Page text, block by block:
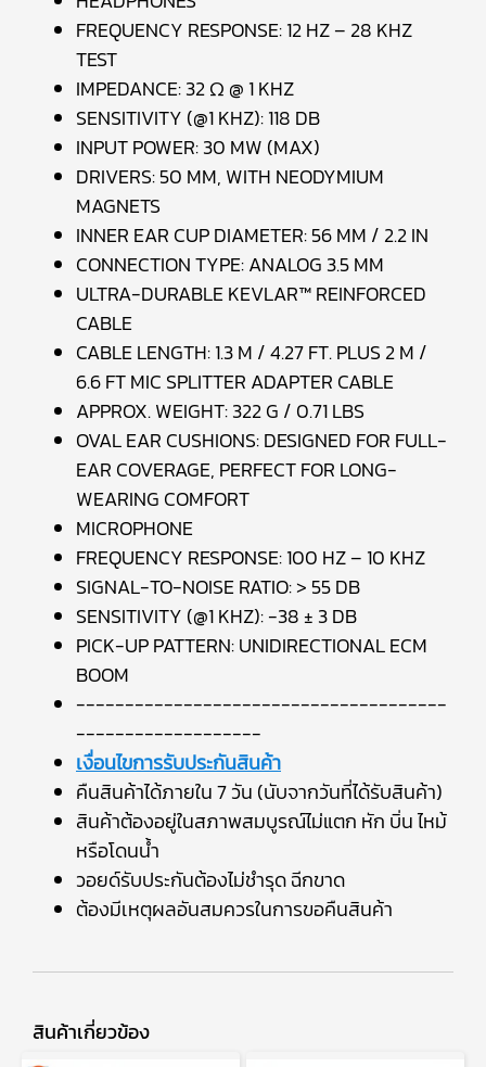
FREQUENCY RESPONSE: 12 HZ – 28 KHZ
TEST
IMPEDANCE: 32 Ω @ 1 KHZ
SENSITIVITY (@1 KHZ): 118 DB
INPUT POWER: 30 MW (MAX)
DRIVERS: 50 MM, WITH NEODYMIUM
MAGNETS
INNER EAR CUP DIAMETER: 56 MM / 2.2 IN
CONNECTION TYPE: ANALOG 3.5 MM
ULTRA-DURABLE KEVLAR™ REINFORCED
CABLE
CABLE LENGTH: 1.3 M / 4.27 FT. PLUS 2 M /
6.6 FT MIC SPLITTER ADAPTER CABLE
APPROX. WEIGHT: 322 G / 0.71 LBS
OVAL EAR CUSHIONS: DESIGNED FOR FULL-
EAR COVERAGE, PERFECT FOR LONG-
WEARING COMFORT
MICROPHONE
FREQUENCY RESPONSE: 100 HZ – 10 KHZ
SIGNAL-TO-NOISE RATIO: > 55 DB
SENSITIVITY (@1 KHZ): -38 ± 3 DB
PICK-UP PATTERN: UNIDIRECTIONAL ECM
BOOM
--------------------------------------
-------------------
เงื่อนไขการรับประกันสินค้า
คืนสินค้าได้ภายใน 7 วัน (นับจากวันที่ได้รับสินค้า)
สินค้าต้องอยู่ในสภาพสมบูรณ์ไม่แตก หัก บิ่น ไหม้
หรือโดนน้ำ
วอยด์รับประกันต้องไม่ชำรุด ฉีกขาด
ต้องมีเหตุผลอันสมควรในการขอคืนสินค้า
สินค้าเกี่ยวข้อง